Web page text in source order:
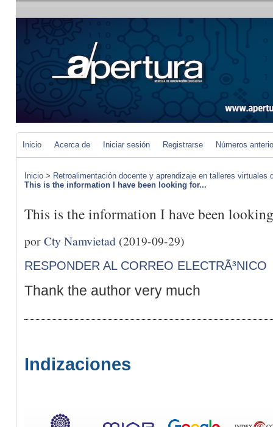
Inicio Acerca de Iniciar sesión Registrarse Números
Inicio > Retroalimentación docente y aprendizaje en talleres virtuales
This is the information I have been looking for...
This is the information I have been
porCty Namvietad (2019-09-29)
RESPONDER AL CORREO ELECTRÃ³NICO
Thank the author very much
Indizaciones